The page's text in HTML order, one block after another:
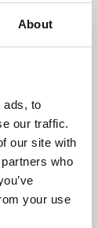
About
ads, to
our traffic.
our site with
who
your use